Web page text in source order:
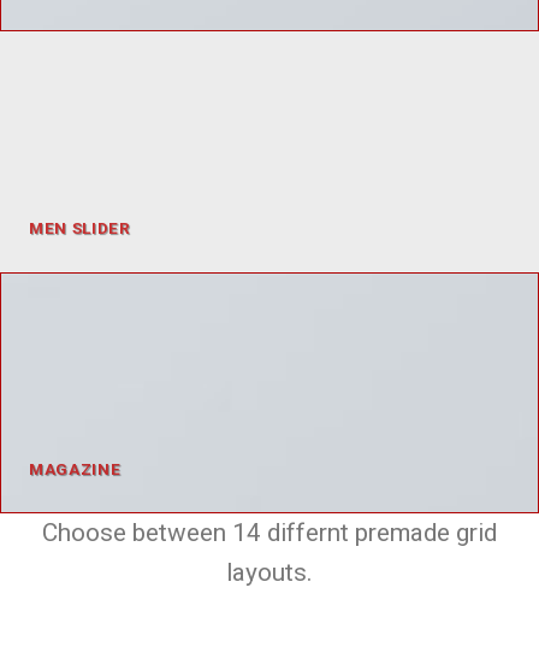
MEN SLIDER
MAGAZINE
Choose between 14 differnt premade grid
layouts.